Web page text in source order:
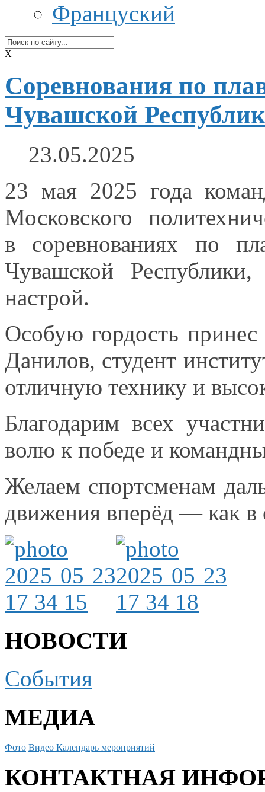
Француский
X
Соревнования по
Чувашской
23.05.2025
23 мая 2025 года
Московского
в соревнованиях по
Чувашской
настрой.
Особую гордость
Данилов, студент
отличную технику и
Благодарим всех
волю к победе и
Желаем спортсменам
движения вперёд — как в
НОВОСТИ
События
МЕДИА
Фото Видео Календарь мероприятий
КОНТАКТНАЯ